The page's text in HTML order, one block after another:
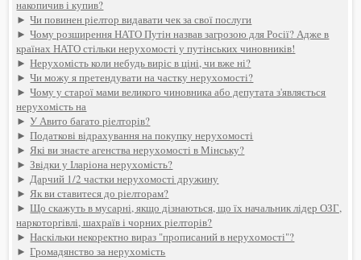
накопичив і купив?
►Чи повинен ріелтор видавати чек за свої послуги
►Чому розширення НАТО Путін назвав загрозою для Росії? Адже в
країнах НАТО стільки нерухомості у путінських чиновників!
►Нерухомість коли небудь виріс в ціні, чи вже ні?
►Чи можу я претендувати на частку нерухомості?
►Чому у старої мами великого чиновника або депутата з'являється
нерухомість на
►У Авито багато ріелторів?
►Податкові відрахування на покупку нерухомості
►Які ви знаєте агенства нерухомості в Мінську?
►Звідки у Іларіона нерухомість?
►Дарчий 1/2 частки нерухомості дружину
►Як ви ставитеся до ріелторам?
►Що скажуть в мусарні, якщо дізнаються, що їх начальник лідер ОЗГ,
наркоторгівлі, шахраїв і чорних ріелторів?
►Наскільки некоректно вираз "прописаний в нерухомості"?
►Громадянство за нерухомість